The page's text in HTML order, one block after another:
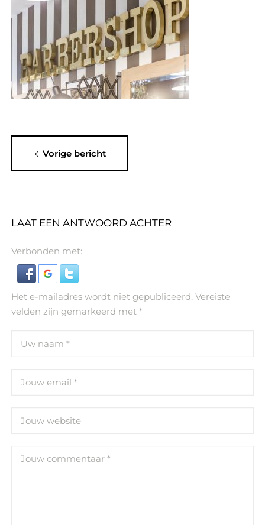
Vorige bericht
LAAT EEN ANTWOORD ACHTER
Verbonden met:
Het e-mailadres wordt niet gepubliceerd. Vereiste
velden zijn gemarkeerd met *